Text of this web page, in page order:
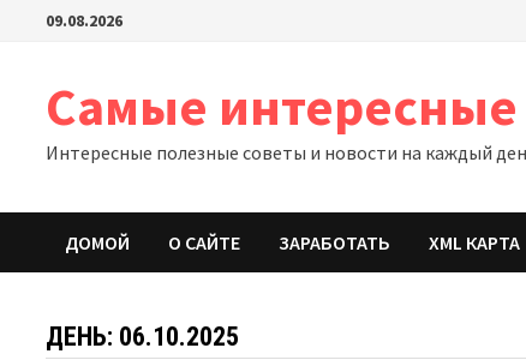
Перейти09.08.2026
Самые
Интересные полезные советы и новости на каждый
ДОМОЙ О САЙТЕ ЗАРАБОТАТЬ XML КАРТА
ДЕНЬ: 06.10.2025